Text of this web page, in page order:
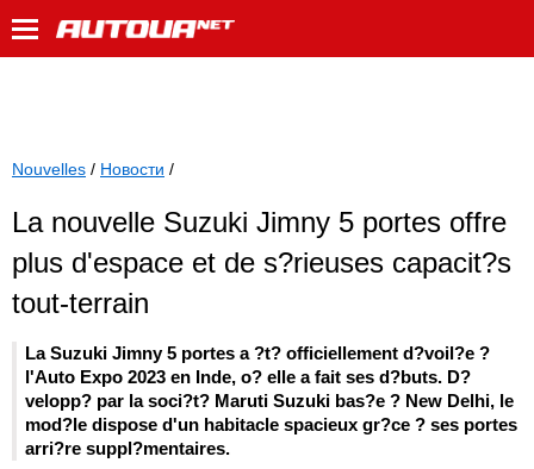
Nouvelles / Новости /
La nouvelle Suzuki Jimny 5 portes offre
plus d'espace et de s?rieuses capacit?s
tout-terrain
La Suzuki Jimny 5 portes a ?t? officiellement d?voil?e ?
l'Auto Expo 2023 en Inde, o? elle a fait ses d?buts. D?
velopp? par la soci?t? Maruti Suzuki bas?e ? New Delhi, le
mod?le dispose d'un habitacle spacieux gr?ce ? ses portes
arri?re suppl?mentaires.